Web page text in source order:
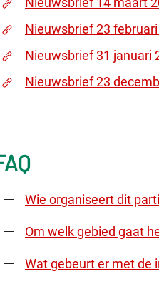
Nieuwsbrief 23
Nieuwsbrief 31 januari
Nieuwsbrief 23
Wie organiseert dit
Om welk gebied gaat
Wat gebeurt er met de